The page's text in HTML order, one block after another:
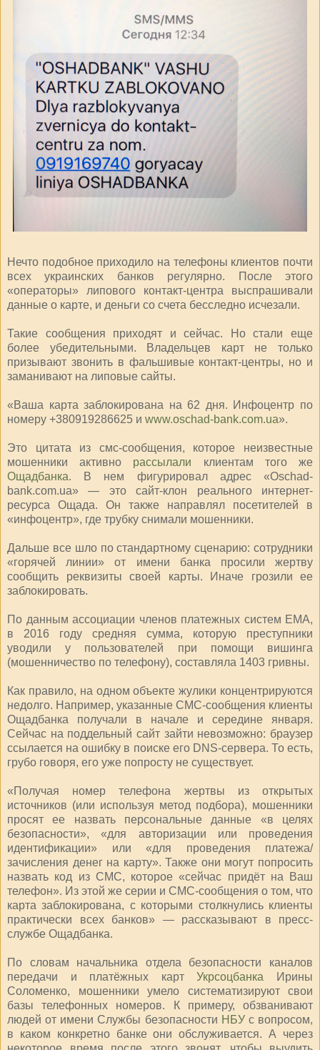
Нечто подобное приходило на телефоны клиентов почти
всех украинских банков регулярно. После этого
«операторы» липового контакт-центра выспрашивали
данные о карте, и деньги со счета бесследно исчезали.
Такие сообщения приходят и сейчас. Но стали еще
более убедительными. Владельцев карт не только
призывают звонить в фальшивые контакт-центры, но и
заманивают на липовые сайты.
«Ваша карта заблокирована на 62 дня. Инфоцентр по
номеру +380919286625 и www.oschad-bank.com.ua».
Это цитата из смс-сообщения, которое неизвестные
мошенники активно рассылали клиентам того же
Ощадбанка. В нем фигурировал адрес «Оschad-
bank.com.ua» — это сайт-клон реального интернет-
ресурса Ощада. Он также направлял посетителей в
«инфоцентр», где трубку снимали мошенники.
Дальше все шло по стандартному сценарию: сотрудники
«горячей линии» от имени банка просили жертву
сообщить реквизиты своей карты. Иначе грозили ее
заблокировать.
По данным ассоциации членов платежных систем ЕМА,
в 2016 году средняя сумма, которую преступники
уводили у пользователей при помощи вишинга
(мошенничество по телефону), составляла 1403 гривны.
Как правило, на одном объекте жулики концентрируются
недолго. Например, указанные СМС-сообщения клиенты
Ощадбанка получали в начале и середине января.
Сейчас на поддельный сайт зайти невозможно: браузер
ссылается на ошибку в поиске его DNS-сервера. То есть,
грубо говоря, его уже попросту не существует.
«Получая номер телефона жертвы из открытых
источников (или используя метод подбора), мошенники
просят ее назвать персональные данные «в целях
безопасности», «для авторизации или проведения
идентификации» или «для проведения платежа/
зачисления денег на карту». Также они могут попросить
назвать код из СМС, которое «сейчас придёт на Ваш
телефон». Из этой же серии и СМС-сообщения о том, что
карта заблокирована, с которыми столкнулись клиенты
практически всех банков» — рассказывают в пресс-
службе Ощадбанка.
По словам начальника отдела безопасности каналов
передачи и платёжных картУкрсоцбанка Ирины
Соломенко, мошенники умело систематизируют свои
базы телефонных номеров. К примеру, обзванивают
людей от имени Службы безопасности НБУс вопросом,
в каком конкретно банке они обслуживается. А через